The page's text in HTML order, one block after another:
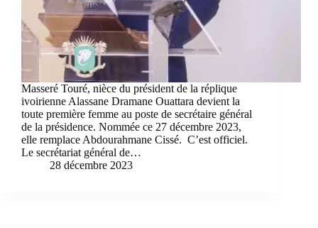
Masseré Touré, nièce du président de la réplique
ivoirienne Alassane Dramane Ouattara devient la
toute première femme au poste de secrétaire général
de la présidence. Nommée ce 27 décembre 2023,
elle remplace Abdourahmane Cissé. C’est officiel.
Le secrétariat général de…
28 décembre 2023